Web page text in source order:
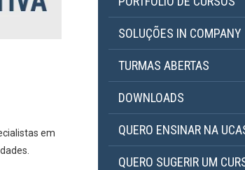
em
SOLUÇÕES IN COMPANY
TURMAS ABERTAS
DOWNLOADS
QUERO ENSINAR NA
QUERO SUGERIR UM